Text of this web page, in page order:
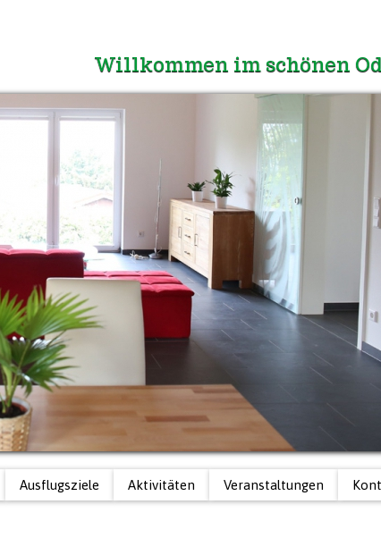
Willkommen im schönen
Ausflugsziele Aktivitäten Veranstaltungen